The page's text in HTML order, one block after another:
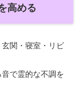
高める
関・寝室・リビ
で霊的な不調を